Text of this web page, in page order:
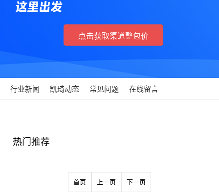
这里出发
点击获取渠道整包价
行业新闻 凯琦动态 常见问题 在线留言
热门推荐
首页 上一页 下一页